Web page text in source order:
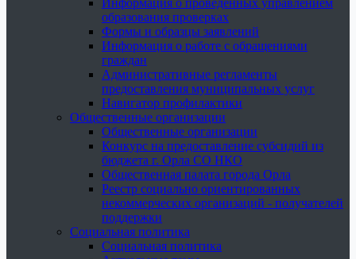
Информация о проведенных управлением
образования проверках
Формы и образцы заявлений
Информация о работе с обращениями
граждан
Административные регламенты
предоставления муниципальных услуг
Навигатор профилактики
Общественные организации
Общественные организации
Конкурс на предоставление субсидий из
бюджета г. Орла СО НКО
Общественная палата города Орла
Реестр социально ориентированных
некоммерческих организаций - получателей
поддержки
Социальная политика
Социальная политика